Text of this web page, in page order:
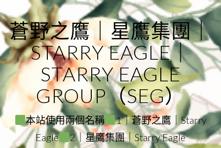
to
content
蒼野之鷹｜星鷹集團｜
STARRY EAGLE｜
STARRY EAGLE
GROUP（SEG）
本站使用兩個名稱
1｜蒼野之鷹｜Starry
Eagle
2｜星鷹集團｜Starry Eagle